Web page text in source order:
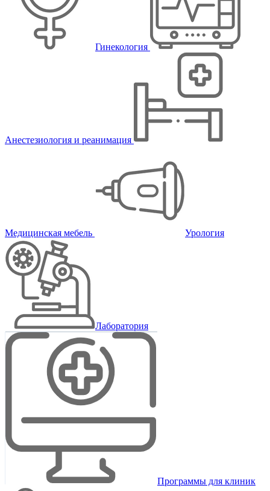
Гинекология
Анестезиология и реанимация
Медицинская мебель Урология
Лаборатория
Программы для клиник